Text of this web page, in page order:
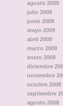
agosto 2009
julio 2009
junio 2009
mayo 2009
abril 2009
marzo 2009
enero 2009
diciembre
noviembre
octubre 2008
septiembre
agosto 2008